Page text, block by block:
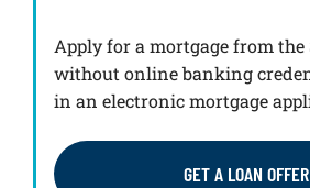
Apply for a mortgage from the
without online banking
in an electronic mortgage
GET A LOAN OFFER